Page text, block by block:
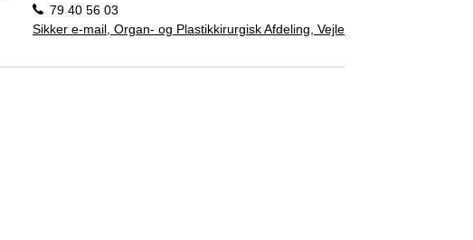
79 40 56 03
Sikker e-mail, Organ- og Plastikkirurgisk Afdeling, Vejle